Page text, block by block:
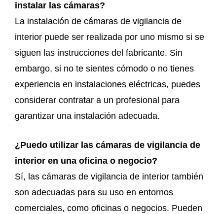
instalar las cámaras?
La instalación de cámaras de vigilancia de
interior puede ser realizada por uno mismo si se
siguen las instrucciones del fabricante. Sin
embargo, si no te sientes cómodo o no tienes
experiencia en instalaciones eléctricas, puedes
considerar contratar a un profesional para
garantizar una instalación adecuada.
¿Puedo utilizar las cámaras de vigilancia de
interior en una oficina o negocio?
Sí, las cámaras de vigilancia de interior también
son adecuadas para su uso en entornos
comerciales, como oficinas o negocios. Pueden